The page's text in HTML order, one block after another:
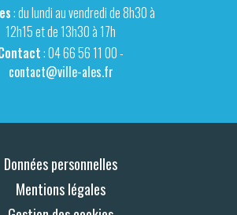
: du lundi au vendredi de 8h30 à
12h15 et de 13h30 à 17h
: 04 66 56 11 00 -
contact@ville-ales.fr
Données personnelles
Mentions légales